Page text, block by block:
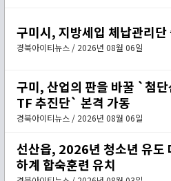
구미시, 지방세입 체납관리단
경북아이티뉴스 / 2026년 08월 06일
구미, 산업의 판을 바꿀 `첨단
TF 추진단` 본격 가동
경북아이티뉴스 / 2026년 08월 06일
선산읍, 2026년 청소년 유도
하계 합숙훈련 유치